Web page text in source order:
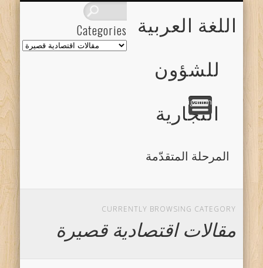
اللغة العربية
للشؤون
التجارية
المرحلة المتقدّمة
Categories
Categories
Show Navigation
CURRENTLY BROWSING CATEGORY
مقالات اقتصادية قصيرة